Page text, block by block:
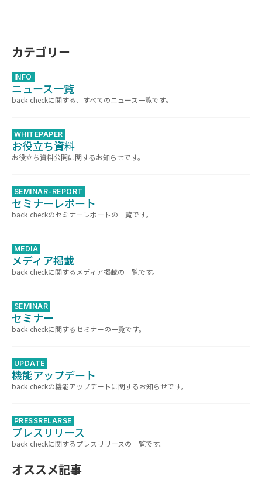
カテゴリー
INFO
ニュース一覧
back checkに関する、すべてのニュース一覧です。
WHITEPAPER
お役立ち資料
お役立ち資料公開に関するお知らせです。
SEMINAR-REPORT
セミナーレポート
back checkのセミナーレポートの一覧です。
MEDIA
メディア掲載
back checkに関するメディア掲載の一覧です。
SEMINAR
セミナー
back checkに関するセミナーの一覧です。
UPDATE
機能アップデート
back checkの機能アップデートに関するお知らせです。
PRESSRELARSE
プレスリリース
back checkに関するプレスリリースの一覧です。
オススメ記事